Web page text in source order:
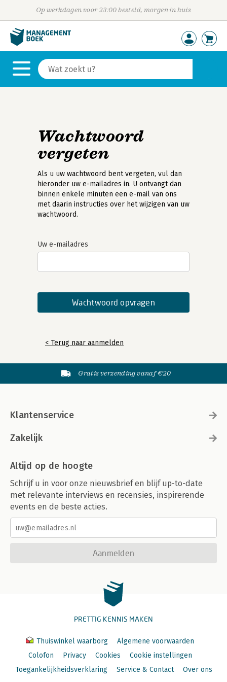
Op werkdagen voor 23:00 besteld, morgen in huis
Wachtwoord
vergeten
Als u uw wachtwoord bent vergeten, vul dan
hieronder uw e-mailadres in. U ontvangt dan
binnen enkele minuten een e-mail van ons
met daarin instructies over het wijzigen van uw
wachtwoord.
Uw e-mailadres
< Terug naar aanmelden
Gratis verzending vanaf €20
Klantenservice
Zakelijk
Altijd op de hoogte
Schrijf u in voor onze nieuwsbrief en blijf up-to-date
met relevante interviews en recensies, inspirerende
events en de beste acties.
Aanmelden
PRETTIG KENNIS MAKEN
Thuiswinkel waarborg
Algemene voorwaarden
Colofon
Privacy Cookies
Cookie instellingen
Toegankelijkheidsverklaring
Service & Contact Over ons